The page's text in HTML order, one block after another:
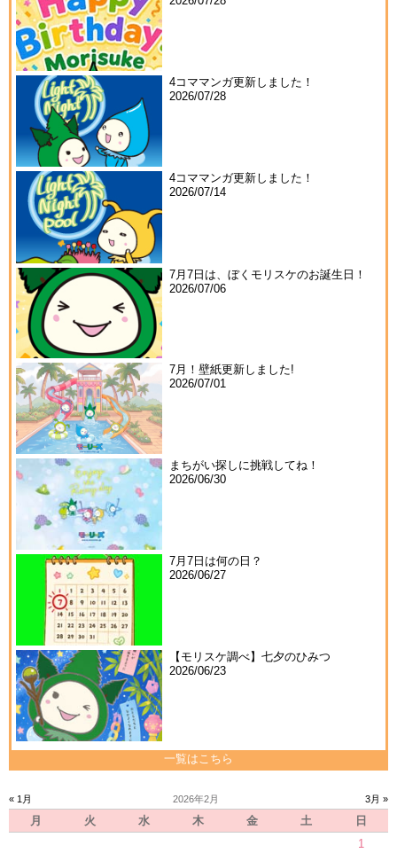
4コママンガ更新しました！
2026/07/28
4コママンガ更新しました！
2026/07/14
7月7日は、ぼくモリスケのお誕生日！
2026/07/06
7月！壁紙更新しました!
2026/07/01
まちがい探しに挑戦してね！
2026/06/30
7月7日は何の日？
2026/06/27
【モリスケ調べ】七夕のひみつ
2026/06/23
一覧はこちら
« 1月 2026年2月 3月 »
月 火 水 木 金 土
日
1